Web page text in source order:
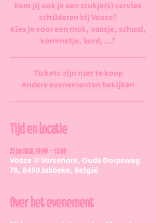
Kom jij ook je een stukje(s) servies
schilderen bij Voaze?
Kies je voor een mok, vaasje, schaal,
kommetje, bord, ...?
Tickets zijn niet te koop
Andere evenementen bekijken
Tijd en locatie
25 jan 2026, 10:00 – 13:00
Voaze @ Varsenare, Oude Dorpsweg
78, 8490 Jabbeke, België
Over het evenement